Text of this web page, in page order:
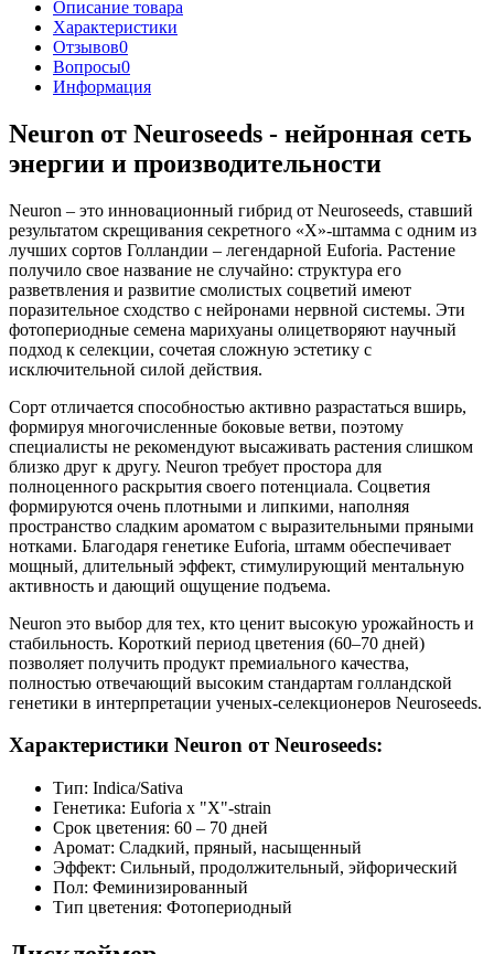
Описание товара
Характеристики
Отзывов0
Вопросы0
Информация
Neuron от Neuroseeds - нейронная сеть
энергии и производительности
Neuron – это инновационный гибрид от Neuroseeds, ставший
результатом скрещивания секретного «X»-штамма с одним из
лучших сортов Голландии – легендарной Euforia. Растение
получило свое название не случайно: структура его
разветвления и развитие смолистых соцветий имеют
поразительное сходство с нейронами нервной системы. Эти
фотопериодные семена марихуаны олицетворяют научный
подход к селекции, сочетая сложную эстетику с
исключительной силой действия.
Сорт отличается способностью активно разрастаться вширь,
формируя многочисленные боковые ветви, поэтому
специалисты не рекомендуют высаживать растения слишком
близко друг к другу. Neuron требует простора для
полноценного раскрытия своего потенциала. Соцветия
формируются очень плотными и липкими, наполняя
пространство сладким ароматом с выразительными пряными
нотками. Благодаря генетике Euforia, штамм обеспечивает
мощный, длительный эффект, стимулирующий ментальную
активность и дающий ощущение подъема.
Neuron это выбор для тех, кто ценит высокую урожайность и
стабильность. Короткий период цветения (60–70 дней)
позволяет получить продукт премиального качества,
полностью отвечающий высоким стандартам голландской
генетики в интерпретации ученых-селекционеров Neuroseeds.
Характеристики Neuron от Neuroseeds:
Тип: Indica/Sativa
Генетика: Euforia x "X"-strain
Срок цветения: 60 – 70 дней
Аромат: Сладкий, пряный, насыщенный
Эффект: Сильный, продолжительный, эйфорический
Пол: Феминизированный
Тип цветения: Фотопериодный